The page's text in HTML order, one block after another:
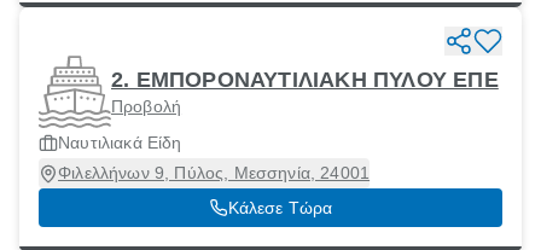
2. ΕΜΠΟΡΟΝΑΥΤΙΛΙΑΚΗ ΠΥΛΟΥ ΕΠΕ
Προβολή
Ναυτιλιακά Είδη
Φιλελλήνων 9, Πύλος, Μεσσηνία, 24001
Κάλεσε Τώρα